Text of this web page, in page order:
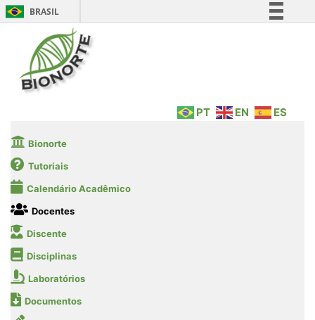
BRASIL
Legislação
PT EN ES
Bionorte
Tutoriais
Calendário Acadêmico
Docentes
Discente
Disciplinas
Laboratórios
Documentos